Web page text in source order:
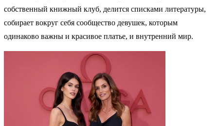
собственный книжный клуб, делится списками литературы,
собирает вокруг себя сообщество девушек, которым
одинаково важны и красивое платье, и внутренний мир.